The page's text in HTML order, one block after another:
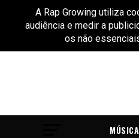
MÚSICA